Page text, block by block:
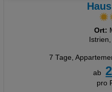
Ort:
7 Tage,
ab
pro